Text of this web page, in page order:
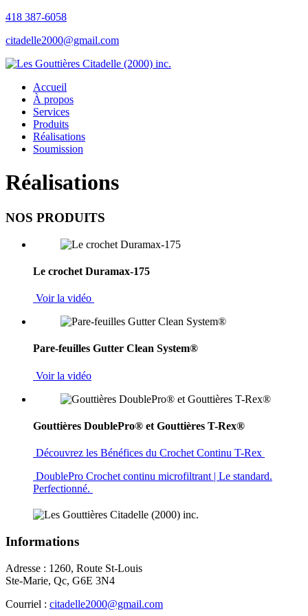
418 387-6058
citadelle2000@gmail.com
Accueil
À propos
Services
Produits
Réalisations
Soumission
Réalisations
NOS PRODUITS
Le crochet Duramax-175
Voir la vidéo
Pare-feuilles Gutter Clean System®
Voir la vidéo
Gouttières DoublePro® et Gouttières T-Rex®
Découvrez les Bénéfices du Crochet Continu T-Rex
DoublePro Crochet continu microfiltrant | Le standard.
Perfectionné.
Informations
Adresse : 1260, Route St-Louis
Ste-Marie, Qc, G6E 3N4
Courriel : citadelle2000@gmail.com